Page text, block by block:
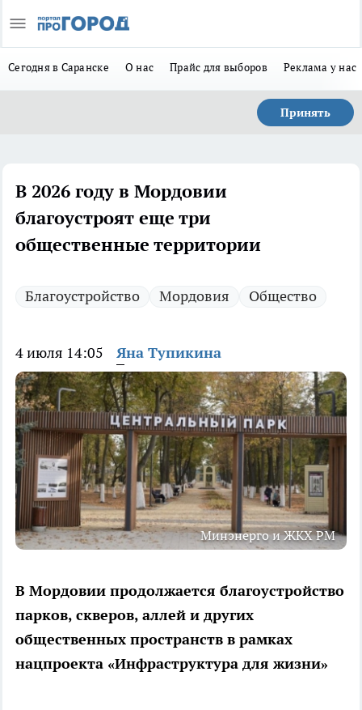
Сегодня в Саранске О нас Прайс для выборов Реклама у нас
Принять
В 2026 году в Мордовии
благоустроят еще три
общественные территории
Благоустройство Мордовия Общество
4 июля 14:05 Яна Тупикина
Минэнерго и ЖКХ РМ
В Мордовии продолжается благоустройство
парков, скверов, аллей и других
общественных пространств в рамках
нацпроекта «Инфраструктура для жизни»